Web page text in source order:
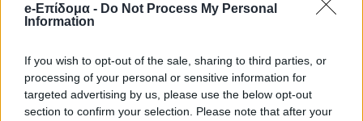
e-Επίδομα - Do Not Process My Personal
Information
If you wish to opt-out of the sale, sharing to third parties, or
processing of your personal or sensitive information for
targeted advertising by us, please use the below opt-out
section to confirm your selection. Please note that after your
Το ξέσπασμα του Γιώργου Λιάγκα